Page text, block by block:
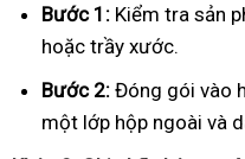
Bước 1: Kiểm tra sản
hoặc trầy xước.
Bước 2: Đóng gói vào
một lớp hộp ngoài và